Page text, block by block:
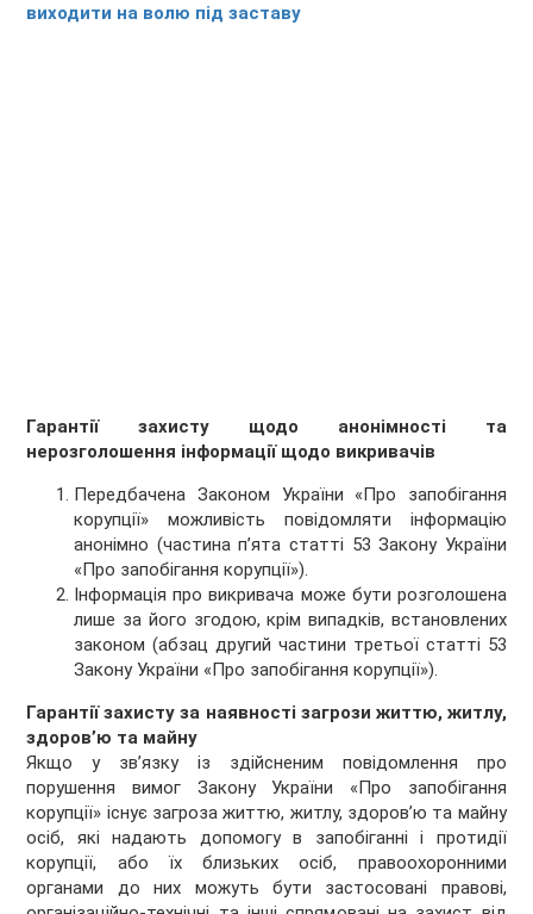
виходити на волю під заставу
Гарантії захисту щодо анонімності та
нерозголошення інформації щодо викривачів
Передбачена Законом України «Про запобігання
корупції» можливість повідомляти інформацію
анонімно (частина п’ята статті 53 Закону України
«Про запобігання корупції»).
Інформація про викривача може бути розголошена
лише за його згодою, крім випадків, встановлених
законом (абзац другий частини третьої статті 53
Закону України «Про запобігання корупції»).
Гарантії захисту за наявності загрози життю, житлу,
здоров’ю та майну
Якщо у зв’язку із здійсненим повідомлення про
порушення вимог Закону України «Про запобігання
корупції» існує загроза життю, житлу, здоров’ю та майну
осіб, які надають допомогу в запобіганні і протидії
корупції, або їх близьких осіб, правоохоронними
органами до них можуть бути застосовані правові,